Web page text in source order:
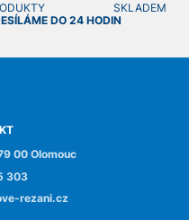
SKLADEM
DO 24 HODIN
00 Olomouc
303
rezani.cz